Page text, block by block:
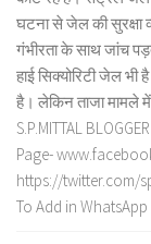
घटना से जेल की सुरक्षा
गंभीरता के साथ जांच
हाई सिक्योरिटी जेल
है। लेकिन ताजा मामले
S.P.MITTAL
Page-
https://twitter.com/
To Add in